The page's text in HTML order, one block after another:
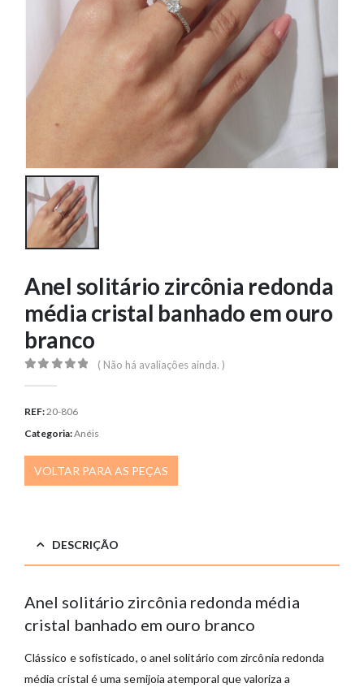
Anel solitário zircônia redonda
média cristal banhado em ouro
branco
( Não há avaliações ainda. )
REF:20-806
Categoria:Anéis
VOLTAR PARA AS PEÇAS
DESCRIÇÃO
Anel solitário zircônia redonda média
cristal banhado em ouro branco
Clássico e sofisticado, o anel solitário com zircônia redonda
média cristal é uma semijoia atemporal que valoriza a